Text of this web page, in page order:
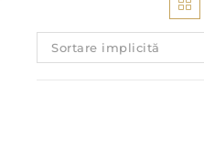
Sortare implicită